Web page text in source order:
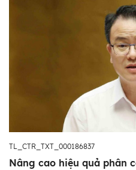
TL_CTR_TXT_000186837
Nâng cao hiệu quả phân